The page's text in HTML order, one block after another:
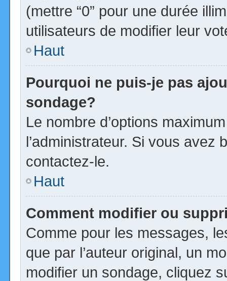
(mettre “0” pour une durée
utilisateurs de modifier leur
Haut
Pourquoi ne puis-je pas
sondage?
Le nombre d’options
l’administrateur. Si vous avez
contactez-le.
Haut
Comment modifier ou
Comme pour les messages,
que par l’auteur original, un
modifier un sondage, cliquez